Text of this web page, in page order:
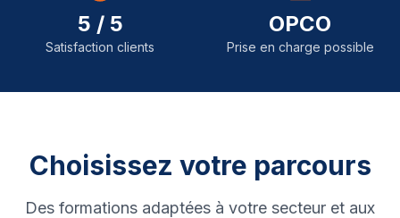
5 / 5
Satisfaction clients
OPCO
Prise en charge possible
Choisissez votre parcours
Des formations adaptées à votre secteur et aux